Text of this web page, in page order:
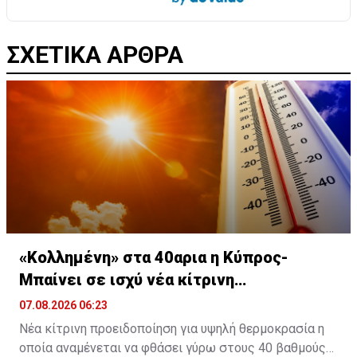
ΣΧΕΤΙΚΑ ΑΡΘΡΑ
«Κολλημένη» στα 40αρια η Κύπρος-
Μπαίνει σε ισχύ νέα κίτρινη
προειδοποίηση
07.08.2026 06:23
Νέα κίτρινη προειδοποίηση για υψηλή θερμοκρασία η
οποία αναμένεται να φθάσει γύρω στους 40 βαθμούς